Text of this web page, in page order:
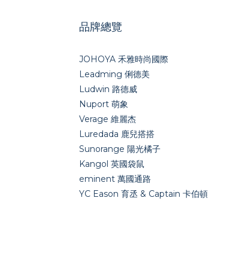
品牌總覽
JOHOYA 禾雅時尚國際
Leadming 俐德美
Ludwin 路德威
Nuport 萌象
Verage 維麗杰
Luredada 鹿兒搭搭
Sunorange 陽光橘子
Kangol 英國袋鼠
eminent 萬國通路
YC Eason 育丞 & Captain 卡伯頓